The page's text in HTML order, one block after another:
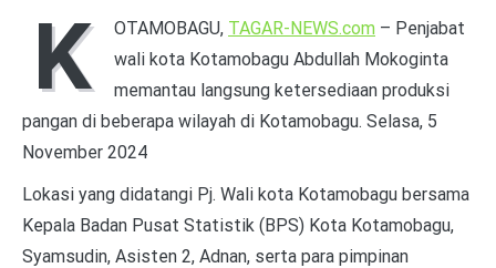
K OTAMOBAGU, TAGAR-NEWS.com – Penjabat
wali kota Kotamobagu Abdullah Mokoginta
memantau langsung ketersediaan produksi
pangan di beberapa wilayah di Kotamobagu. Selasa, 5
November 2024
Lokasi yang didatangi Pj. Wali kota Kotamobagu bersama
Kepala Badan Pusat Statistik (BPS) Kota Kotamobagu,
Syamsudin, Asisten 2, Adnan, serta para pimpinan